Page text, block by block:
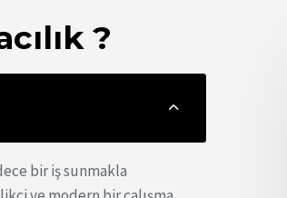
?
bir iş sunmakla